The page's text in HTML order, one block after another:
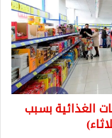
الغذائية بسبب